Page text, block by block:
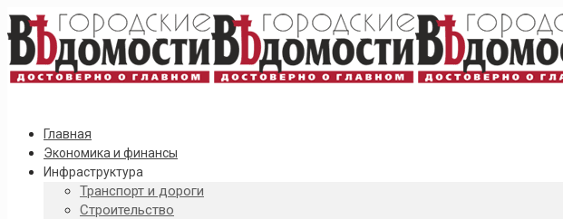
Главная
Экономика и финансы
Инфраструктура
Транспорт и дороги
Строительство